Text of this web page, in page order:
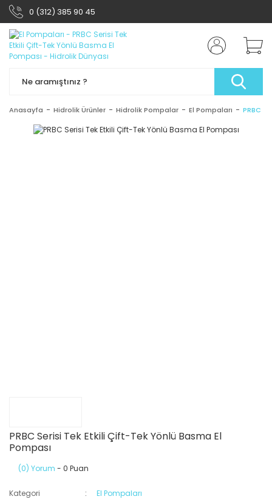
0 (312) 385 90 45
Anasayfa Hidrolik Ürünler Hidrolik Pompalar El Pompaları PRBC
PRBC Serisi Tek Etkili Çift-Tek Yönlü Basma El
Pompası
(0) Yorum - 0 Puan
Kategori
El Pompaları